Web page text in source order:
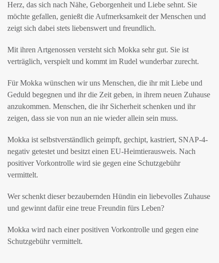
Herz, das sich nach Nähe, Geborgenheit und Liebe sehnt. Sie
möchte gefallen, genießt die Aufmerksamkeit der Menschen und
zeigt sich dabei stets liebenswert und freundlich.
Mit ihren Artgenossen versteht sich Mokka sehr gut. Sie ist
verträglich, verspielt und kommt im Rudel wunderbar zurecht.
Für Mokka wünschen wir uns Menschen, die ihr mit Liebe und
Geduld begegnen und ihr die Zeit geben, in ihrem neuen Zuhause
anzukommen. Menschen, die ihr Sicherheit schenken und ihr
zeigen, dass sie von nun an nie wieder allein sein muss.
Mokka ist selbstverständlich geimpft, gechipt, kastriert, SNAP-4-
negativ getestet und besitzt einen EU-Heimtierausweis. Nach
positiver Vorkontrolle wird sie gegen eine Schutzgebühr
vermittelt.
Wer schenkt dieser bezaubernden Hündin ein liebevolles Zuhause
und gewinnt dafür eine treue Freundin fürs Leben?
Mokka wird nach einer positiven Vorkontrolle und gegen eine
Schutzgebühr vermittelt.